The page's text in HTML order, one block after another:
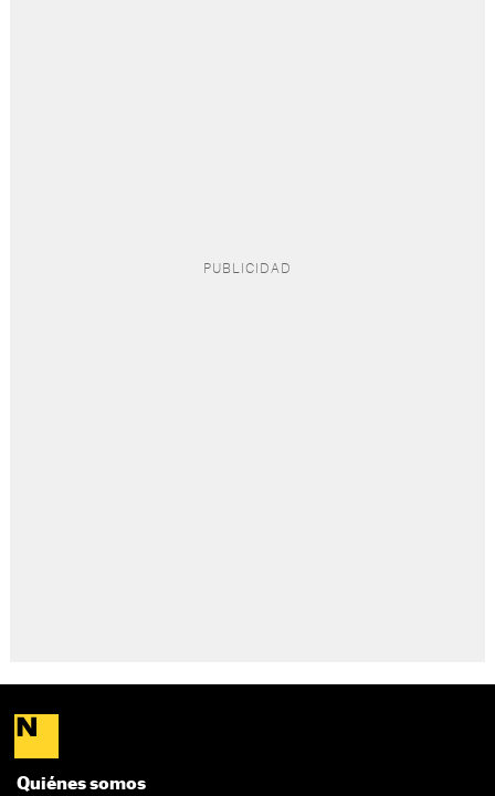
Quiénes somos